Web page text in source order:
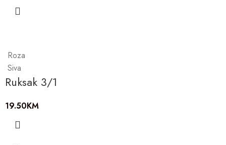
Roza
Siva
Ruksak 3/1
19.50KM